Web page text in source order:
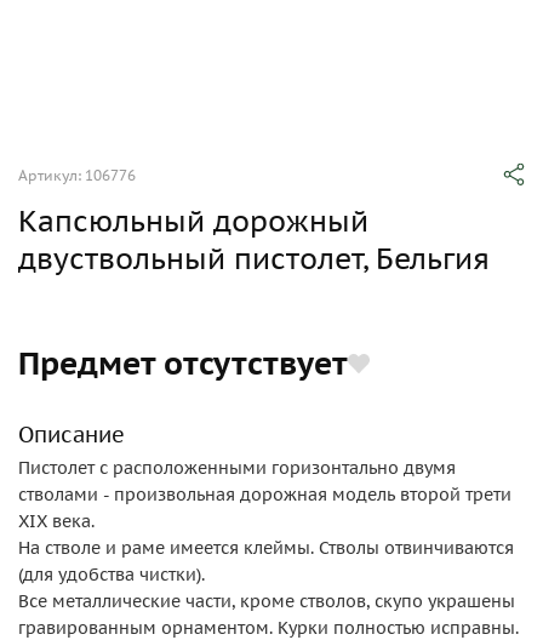
Артикул: 106776
Капсюльный дорожный
двуствольный пистолет, Бельгия
Предмет отсутствует
Описание
Пистолет с расположенными горизонтально двумя
стволами - произвольная дорожная модель второй трети
XIX века.
На стволе и раме имеется клеймы. Стволы отвинчиваются
(для удобства чистки).
Все металлические части, кроме стволов, скупо украшены
гравированным орнаментом. Курки полностью исправны.